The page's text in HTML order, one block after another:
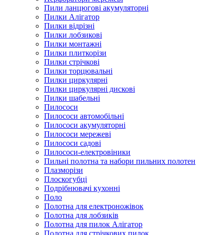
Пили ланцюгові акумуляторні
Пилки Алігатор
Пилки відрізні
Пилки лобзикові
Пилки монтажні
Пилки плиткорізи
Пилки стрічкові
Пилки торцювальні
Пилки циркулярні
Пилки циркулярні дискові
Пилки шабельні
Пилососи
Пилососи автомобільні
Пилососи акумуляторні
Пилососи мережеві
Пилососи садові
Пилососи-електровіники
Пильні полотна та набори пильних полотен
Плазморізи
Плоскогубці
Подрібнювачі кухонні
Поло
Полотна для електроножівок
Полотна для лобзиків
Полотна для пилок Алігатор
Полотна для стрічкових пилок